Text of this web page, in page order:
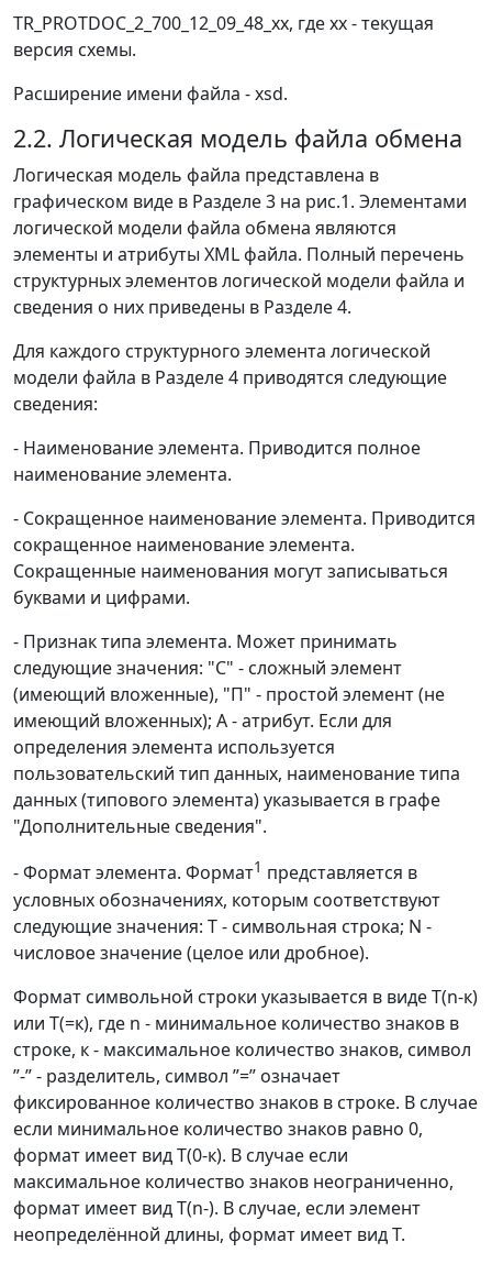
TR_PROTDOC_2_700_12_09_48_xx, где хх - текущая
версия схемы.
Расширение имени файла - xsd.
2.2. Логическая модель файла обмена
Логическая модель файла представлена в
графическом виде в Разделе 3 на рис.1. Элементами
логической модели файла обмена являются
элементы и атрибуты XML файла. Полный перечень
структурных элементов логической модели файла и
сведения о них приведены в Разделе 4.
Для каждого структурного элемента логической
модели файла в Разделе 4 приводятся следующие
сведения:
- Наименование элемента. Приводится полное
наименование элемента.
- Сокращенное наименование элемента. Приводится
сокращенное наименование элемента.
Сокращенные наименования могут записываться
буквами и цифрами.
- Признак типа элемента. Может принимать
следующие значения: "С" - сложный элемент
(имеющий вложенные), "П" - простой элемент (не
имеющий вложенных); А - атрибут. Если для
определения элемента используется
пользовательский тип данных, наименование типа
данных (типового элемента) указывается в графе
"Дополнительные сведения".
- Формат элемента. Формат1 представляется в
условных обозначениях, которым соответствуют
следующие значения: Т - символьная строка; N -
числовое значение (целое или дробное).
Формат символьной строки указывается в виде Т(n-к)
или T(=к), где n - минимальное количество знаков в
строке, к - максимальное количество знаков, символ
”-” - разделитель, символ ”=” означает
фиксированное количество знаков в строке. В случае
если минимальное количество знаков равно 0,
формат имеет вид Т(0-к). В случае если
максимальное количество знаков неограниченно,
формат имеет вид Т(n-). В случае, если элемент
неопределённой длины, формат имеет вид Т.